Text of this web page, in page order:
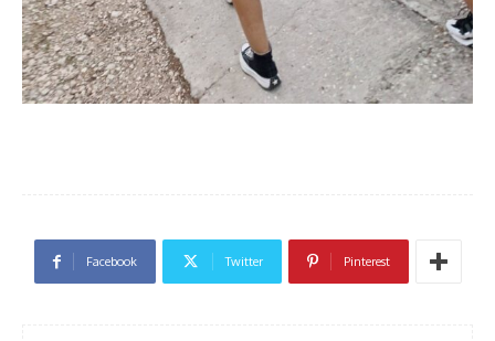
Facebook Twitter Pinterest